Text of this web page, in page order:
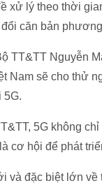
xử lý theo thời
căn bản
TT&TT Nguyễn
Nam sẽ cho thử
5G.
5G không
cơ hội để phát
đặc biệt lớn về